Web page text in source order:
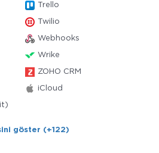
Trello
Twilio
Webhooks
Wrike
ZOHO CRM
iCloud
göster (+122)